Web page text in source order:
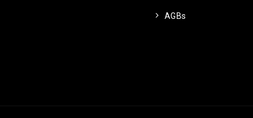
AGBs